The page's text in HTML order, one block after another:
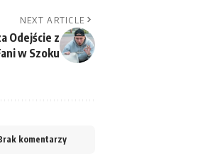
NEXT ARTICLE
Odejście z
w Szoku
komentarzy